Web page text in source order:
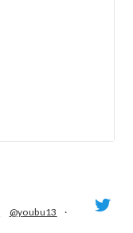
@youbu13
·